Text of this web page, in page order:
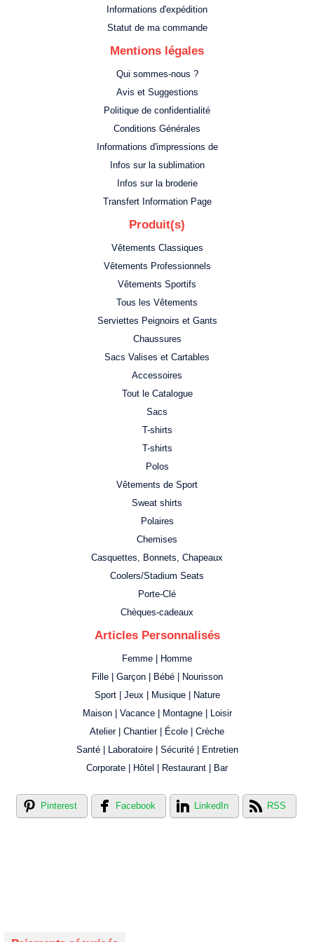
Informations d'expédition
Statut de ma commande
Mentions légales
Qui sommes-nous ?
Avis et Suggestions
Politique de confidentialité
Conditions Générales
Informations d'impressions de
Infos sur la sublimation
Infos sur la broderie
Transfert Information Page
Produit(s)
Vêtements Classiques
Vêtements Professionnels
Vêtements Sportifs
Tous les Vêtements
Serviettes Peignoirs et Gants
Chaussures
Sacs Valises et Cartables
Accessoires
Tout le Catalogue
Sacs
T-shirts
T-shirts
Polos
Vêtements de Sport
Sweat shirts
Polaires
Chemises
Casquettes, Bonnets, Chapeaux
Coolers/Stadium Seats
Porte-Clé
Chèques-cadeaux
Articles Personnalisés
Femme | Homme
Fille | Garçon | Bébé | Nourisson
Sport | Jeux | Musique | Nature
Maison | Vacance | Montagne | Loisir
Atelier | Chantier | École | Crèche
Santé | Laboratoire | Sécurité | Entretien
Corporate | Hôtel | Restaurant | Bar
Pinterest Facebook LinkedIn RSS